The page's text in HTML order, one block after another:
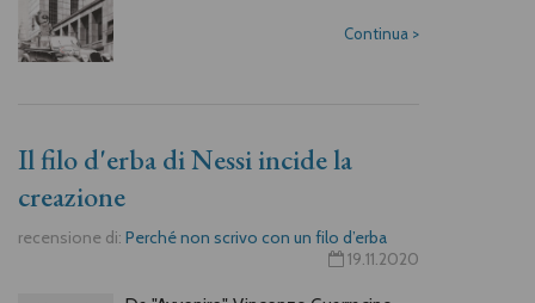
Continua >
Il filo d'erba di Nessi incide la
creazione
recensione di: Perché non scrivo con un filo d’erba
19.11.2020